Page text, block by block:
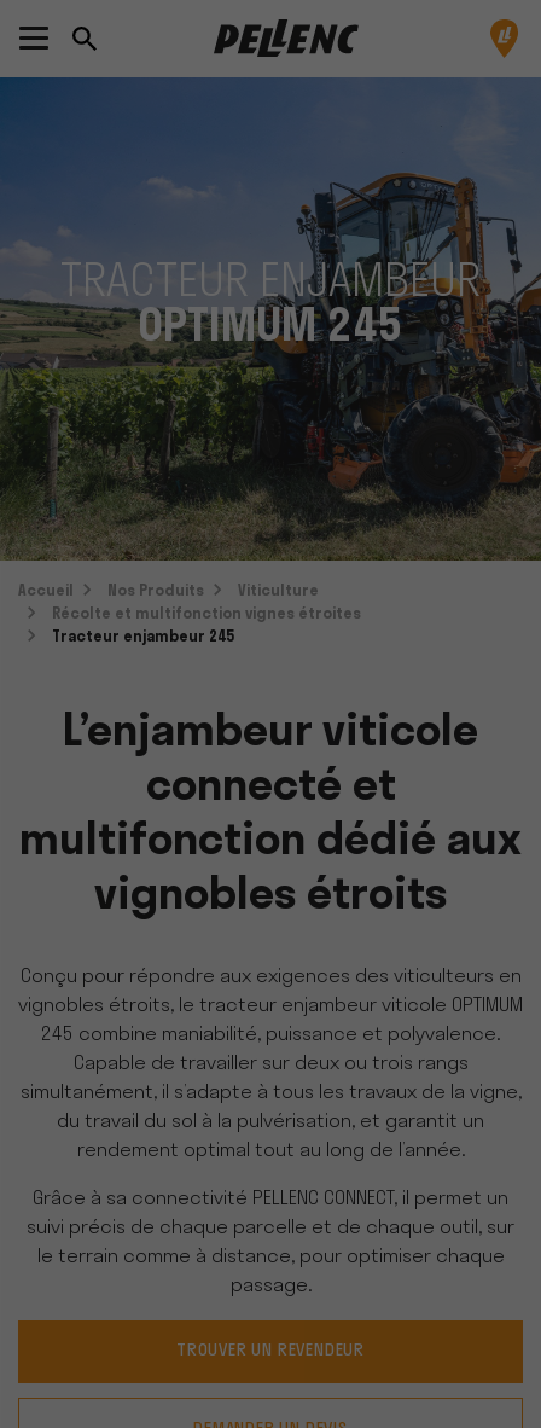
TRACTEUR ENJAMBEUR
OPTIMUM 245
Accueil Nos Produits
Viticulture
Récolte et multifonction vignes étroites
Tracteur enjambeur 245
L’enjambeur viticole
connecté et
multifonction dédié aux
vignobles étroits
Conçu pour répondre aux exigences des viticulteurs en
vignobles étroits, le tracteur enjambeur viticole OPTIMUM
245 combine maniabilité, puissance et polyvalence.
Capable de travailler sur deux ou trois rangs
simultanément, il s’adapte à tous les travaux de la vigne,
du travail du sol à la pulvérisation, et garantit un
rendement optimal tout au long de l’année.
Grâce à sa connectivité PELLENC CONNECT, il permet un
suivi précis de chaque parcelle et de chaque outil, sur
le terrain comme à distance, pour optimiser chaque
passage.
TROUVER UN REVENDEUR